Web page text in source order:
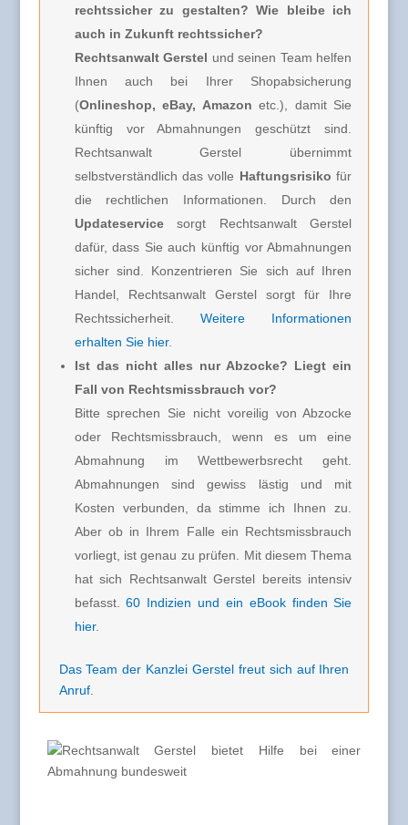
rechtssicher zu gestalten? Wie bleibe ich
auch in Zukunft rechtssicher?
Rechtsanwalt Gerstel und seinen Team helfen
Ihnen auch bei Ihrer Shopabsicherung
(Onlineshop, eBay, Amazon etc.), damit Sie
künftig vor Abmahnungen geschützt sind.
Rechtsanwalt Gerstel übernimmt
selbstverständlich das volle Haftungsrisiko für
die rechtlichen Informationen. Durch den
Updateservicesorgt Rechtsanwalt Gerstel
dafür, dass Sie auch künftig vor Abmahnungen
sicher sind. Konzentrieren Sie sich auf Ihren
Handel, Rechtsanwalt Gerstel sorgt für Ihre
Rechtssicherheit. Weitere Informationen
erhalten Sie hier.
Ist das nicht alles nur Abzocke? Liegt ein
Fall von Rechtsmissbrauch vor?
Bitte sprechen Sie nicht voreilig von Abzocke
oder Rechtsmissbrauch, wenn es um eine
Abmahnung im Wettbewerbsrecht geht.
Abmahnungen sind gewiss lästig und mit
Kosten verbunden, da stimme ich Ihnen zu.
Aber ob in Ihrem Falle ein Rechtsmissbrauch
vorliegt, ist genau zu prüfen. Mit diesem Thema
hat sich Rechtsanwalt Gerstel bereits intensiv
befasst.60 Indizien und ein eBook finden Sie
hier.
Das Team der Kanzlei Gerstel freut sich auf Ihren
Anruf.